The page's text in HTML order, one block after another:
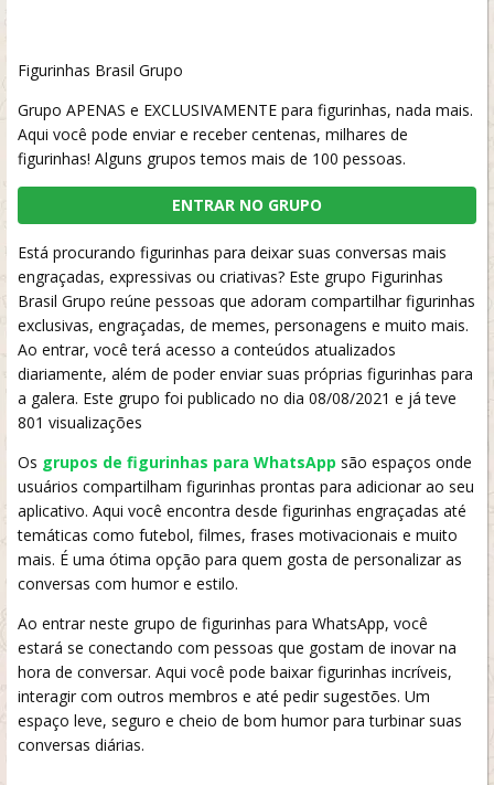
Figurinhas Brasil Grupo
Grupo APENAS e EXCLUSIVAMENTE para figurinhas, nada mais.
Aqui você pode enviar e receber centenas, milhares de
figurinhas! Alguns grupos temos mais de 100 pessoas.
ENTRAR NO GRUPO
Está procurando figurinhas para deixar suas conversas mais
engraçadas, expressivas ou criativas? Este grupo Figurinhas
Brasil Grupo reúne pessoas que adoram compartilhar figurinhas
exclusivas, engraçadas, de memes, personagens e muito mais.
Ao entrar, você terá acesso a conteúdos atualizados
diariamente, além de poder enviar suas próprias figurinhas para
a galera. Este grupo foi publicado no dia 08/08/2021 e já teve
801 visualizações
Os grupos de figurinhas para WhatsApp são espaços onde
usuários compartilham figurinhas prontas para adicionar ao seu
aplicativo. Aqui você encontra desde figurinhas engraçadas até
temáticas como futebol, filmes, frases motivacionais e muito
mais. É uma ótima opção para quem gosta de personalizar as
conversas com humor e estilo.
Ao entrar neste grupo de figurinhas para WhatsApp, você
estará se conectando com pessoas que gostam de inovar na
hora de conversar. Aqui você pode baixar figurinhas incríveis,
interagir com outros membros e até pedir sugestões. Um
espaço leve, seguro e cheio de bom humor para turbinar suas
conversas diárias.